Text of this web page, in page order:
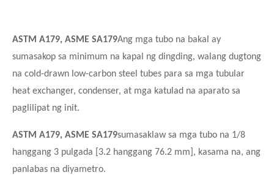
ASTM A179, ASME SA179Ang mga tubo na bakal ay
sumasakop sa minimum na kapal ng dingding, walang dugtong
na cold-drawn low-carbon steel tubes para sa mga tubular
heat exchanger, condenser, at mga katulad na aparato sa
paglilipat ng init.
ASTM A179, ASME SA179sumasaklaw sa mga tubo na 1/8
hanggang 3 pulgada [3.2 hanggang 76.2 mm], kasama na, ang
panlabas na diyametro.